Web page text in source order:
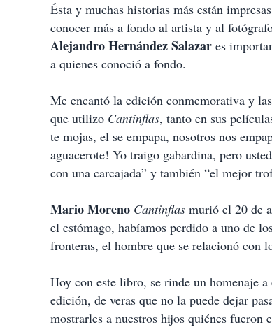
Ésta y muchas historias más están
conocer más a fondo al artista y al
Alejandro Hernández Salazar es
a quienes conoció a fondo.
Me encantó la edición conmemorativa y
que utilizo Cantinflas, tanto en sus
te mojas, el se empapa, nosotros nos
aguacerote! Yo traigo gabardina, pero
con una carcajada” y también “el mejor
Mario Moreno Cantinflas murió el 20 de
el estómago, habíamos perdido a uno de
fronteras, el hombre que se relacionó con
Hoy con este libro, se rinde un homenaje
edición, de veras que no la puede dejar
mostrarles a nuestros hijos quiénes fueron